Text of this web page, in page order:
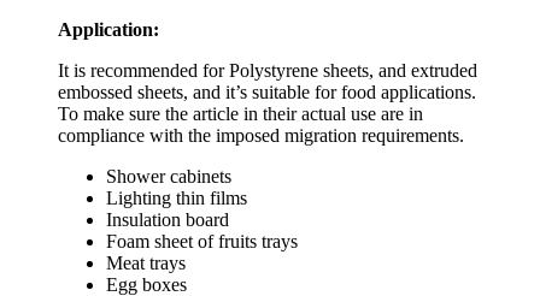
Application:
It is recommended for Polystyrene sheets, and extruded
embossed sheets, and it’s suitable for food applications.
To make sure the article in their actual use are in
compliance with the imposed migration requirements.
Shower cabinets
Lighting thin films
Insulation board
Foam sheet of fruits trays
Meat trays
Egg boxes